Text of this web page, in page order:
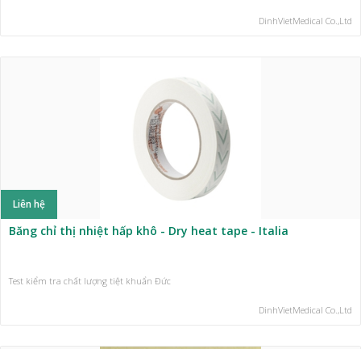
DinhVietMedical Co.,Ltd
Liên hệ
Băng chỉ thị nhiệt hấp khô - Dry heat tape - Italia
Test kiểm tra chất lượng tiệt khuẩn Đức
DinhVietMedical Co.,Ltd